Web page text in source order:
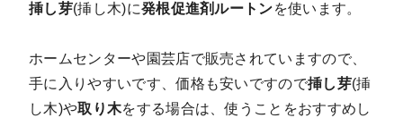
挿し芽(挿し木)に発根促進剤ルートンを使います。
ホームセンターや園芸店で販売されていますので、
手に入りやすいです、価格も安いですので挿し芽(挿
し木)や取り木をする場合は、使うことをおすすめし